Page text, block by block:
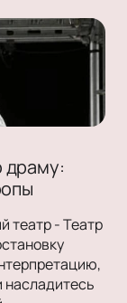
драму:
театр - Театр
насладитесь